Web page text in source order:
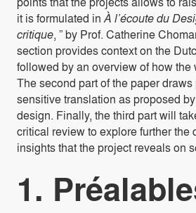
it is formulated inÀ l’écoute du
critique, ” by Prof. Catherine
section provides context on the
followed by an overview of how the
The second part of the paper
sensitive translation as proposed
design. Finally, the third part will
critical review to explore further the
insights that the project reveals on
1.